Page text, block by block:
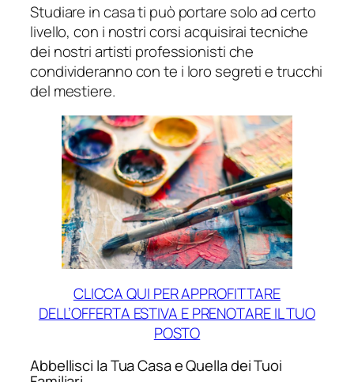
Studiare in casa ti può portare solo ad certo
livello, con i nostri corsi acquisirai tecniche
dei nostri artisti professionisti che
condivideranno con te i loro segreti e trucchi
del mestiere.
CLICCA QUI PER APPROFITTARE
DELL’OFFERTA ESTIVA E PRENOTARE IL TUO
POSTO
Abbellisci la Tua Casa e Quella dei Tuoi